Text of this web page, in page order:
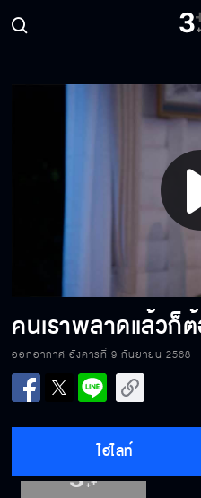
คนเราพลาดแล้วก็ต้
ออกอากาศ อังคารที่ 9 กันยายน 2568
ไฮไลท์
คนไม่เอ
เธอยัง
ที่ฉันเป็น
สมบัติข